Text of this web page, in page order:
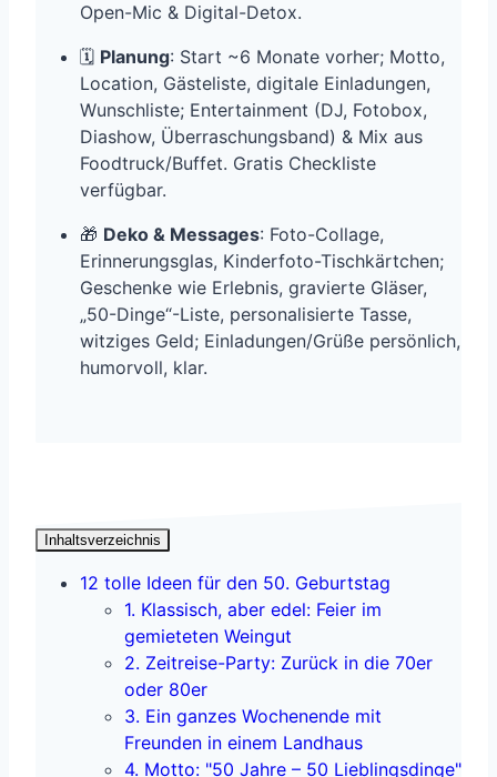
Open-Mic & Digital-Detox.
🗓️ Planung: Start ~6 Monate vorher; Motto,
Location, Gästeliste, digitale Einladungen,
Wunschliste; Entertainment (DJ, Fotobox,
Diashow, Überraschungsband) & Mix aus
Foodtruck/Buffet. Gratis Checkliste
verfügbar.
🎁 Deko & Messages: Foto-Collage,
Erinnerungsglas, Kinderfoto-Tischkärtchen;
Geschenke wie Erlebnis, gravierte Gläser,
„50-Dinge“-Liste, personalisierte Tasse,
witziges Geld; Einladungen/Grüße persönlich,
humorvoll, klar.
Inhaltsverzeichnis
12 tolle Ideen für den 50. Geburtstag
1. Klassisch, aber edel: Feier im
gemieteten Weingut
2. Zeitreise-Party: Zurück in die 70er
oder 80er
3. Ein ganzes Wochenende mit
Freunden in einem Landhaus
4. Motto: "50 Jahre – 50 Lieblingsdinge"